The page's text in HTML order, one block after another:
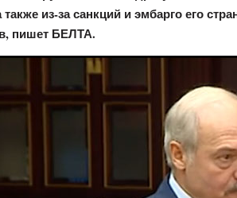
также из-за санкций и эмбарго его
пишет БЕЛТА.